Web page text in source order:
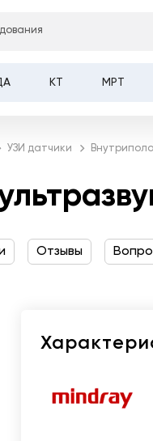
КТ МРТ
УЗИ датчики
датчик
Отзывы